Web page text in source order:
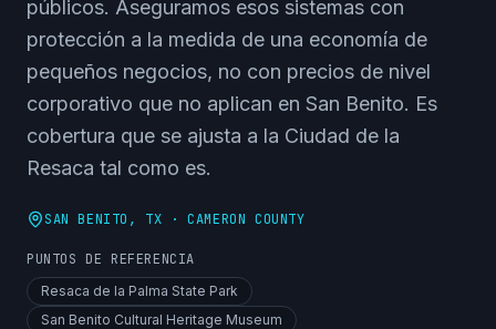
públicos. Aseguramos esos sistemas con
protección a la medida de una economía de
pequeños negocios, no con precios de nivel
corporativo que no aplican en San Benito. Es
cobertura que se ajusta a la Ciudad de la
Resaca tal como es.
SAN BENITO , TX ·CAMERON COUNTY
PUNTOS DE REFERENCIA
Resaca de la Palma State Park
San Benito Cultural Heritage Museum